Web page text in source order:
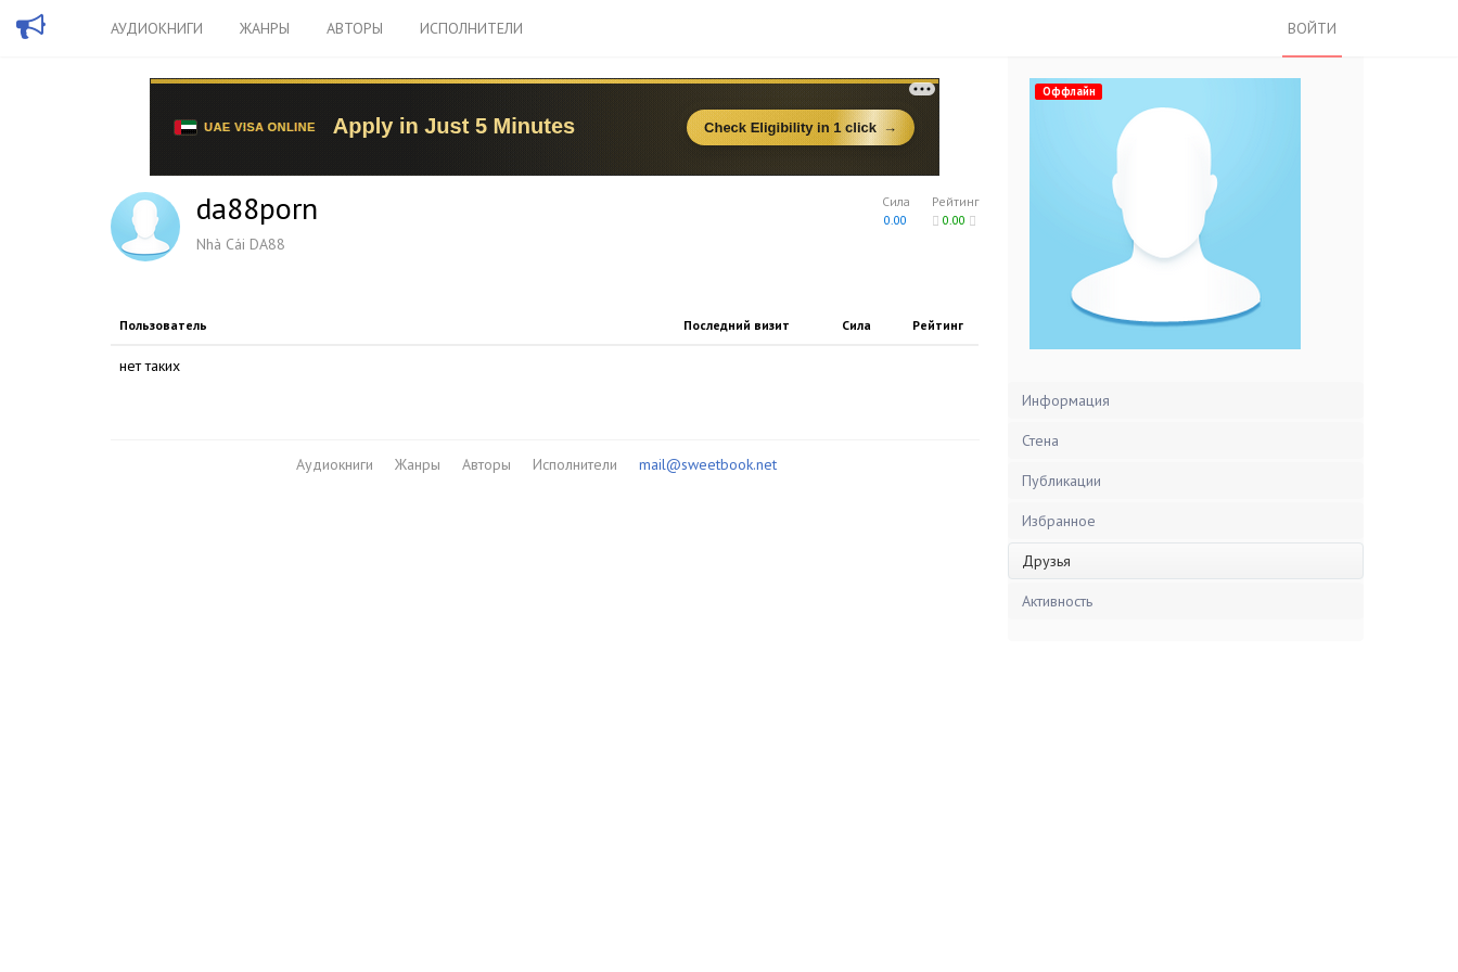
АУДИОКНИГИ ЖАНРЫ АВТОРЫ ИСПОЛНИТЕЛИ ВОЙТИ
Рейтинг
0.00
Сила
0.00
da88porn
Nhà Cái DA88
Пользователь Последний визит Сила Рейтинг
нет таких
Аудиокниги Жанры Авторы Исполнители mail@sweetbook.net
Оффлайн
Информация
Стена
Публикации
Избранное
Друзья
Активность